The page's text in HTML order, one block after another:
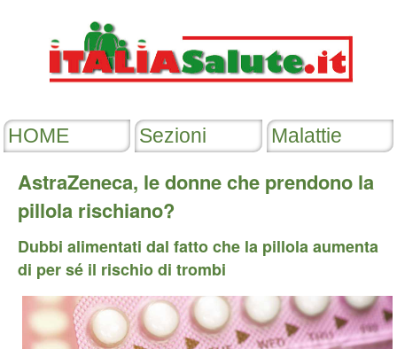
AstraZeneca, le donne che prendono la
pillola rischiano?
Dubbi alimentati dal fatto che la pillola aumenta
di per sé il rischio di trombi